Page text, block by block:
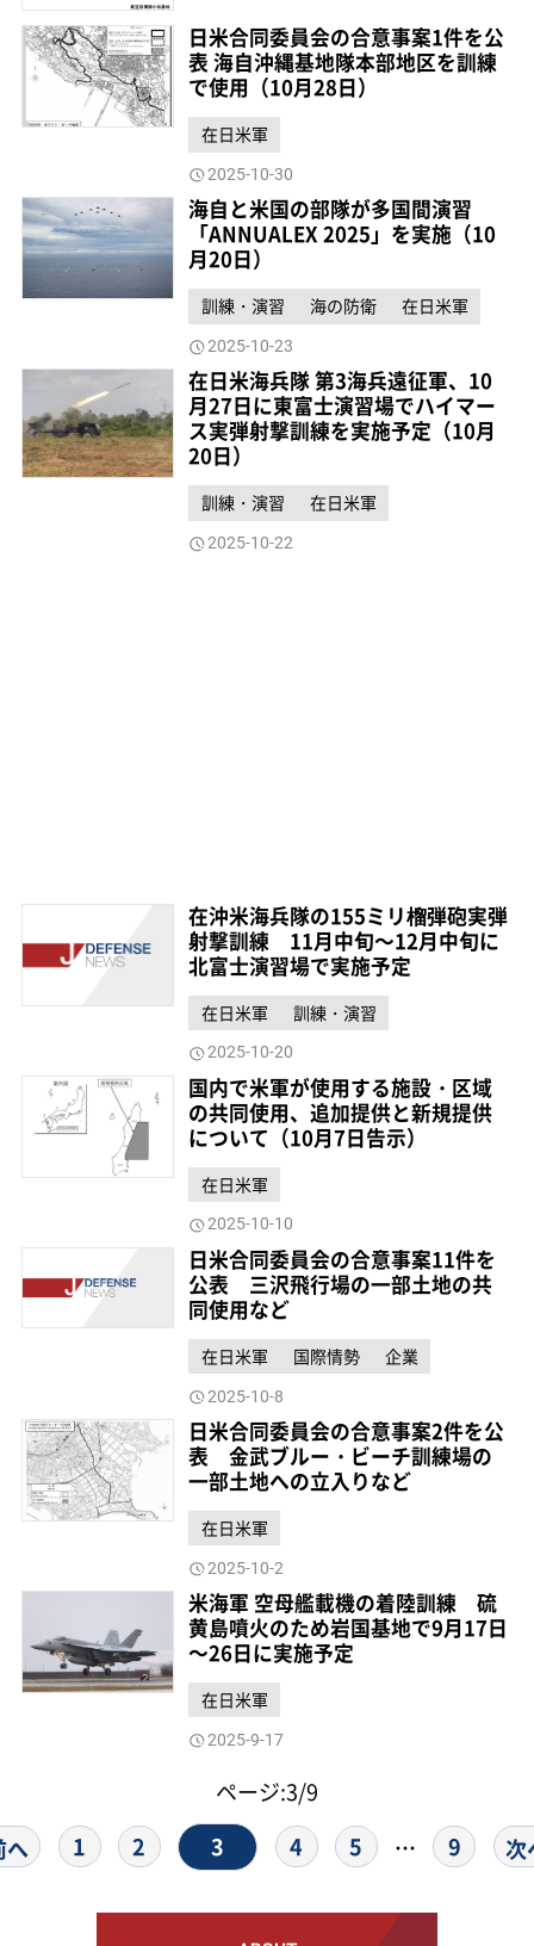
日米合同委員会の合意事案1件を公
表 海自沖縄基地隊本部地区を訓練
で使用（10月28日）
在日米軍
2025-10-30
海自と米国の部隊が多国間演習
「ANNUALEX 2025」を実施（10
月20日）
訓練・演習 海の防衛 在日米軍
2025-10-23
在日米海兵隊 第3海兵遠征軍、10
月27日に東富士演習場でハイマー
ス実弾射撃訓練を実施予定（10月
20日）
訓練・演習 在日米軍
2025-10-22
在沖米海兵隊の155ミリ榴弾砲実弾
射撃訓練 11月中旬～12月中旬に
北富士演習場で実施予定
在日米軍 訓練・演習
2025-10-20
国内で米軍が使用する施設・区域
の共同使用、追加提供と新規提供
について（10月7日告示）
在日米軍
2025-10-10
日米合同委員会の合意事案11件を
公表 三沢飛行場の一部土地の共
同使用など
在日米軍 国際情勢 企業
2025-10-8
日米合同委員会の合意事案2件を公
表 金武ブルー・ビーチ訓練場の
一部土地への立入りなど
在日米軍
2025-10-2
米海軍 空母艦載機の着陸訓練 硫
黄島噴火のため岩国基地で9月17日
～26日に実施予定
在日米軍
2025-9-17
ページ:3/9
へ
1 2 3 4 5 … 9 次